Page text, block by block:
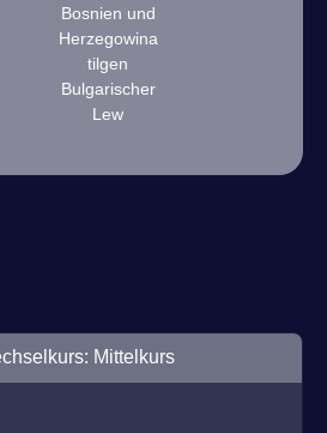
Bosnien und
Herzegowina
tilgen
Bulgarischer
Lew
Mittelkurs